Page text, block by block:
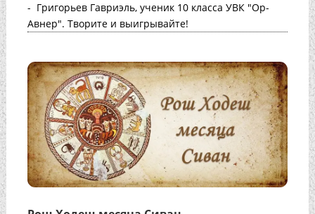
- Григорьев Гавриэль, ученик 10 класса УВК "Ор-
Авнер". Творите и выигрывайте!